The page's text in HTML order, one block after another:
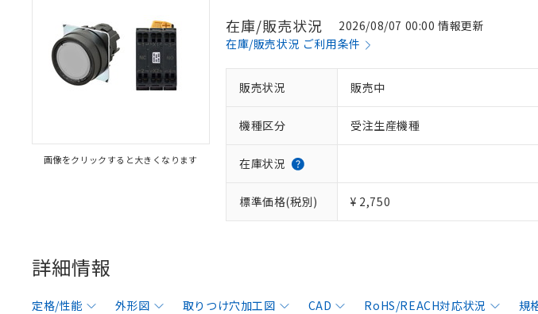
画像をクリックすると大きくなります
在庫/販売状況
2026/08/07 00:00 情報更新
在庫/販売状況 ご利用条件
販売状況 販売中
機種区分 受注生産機種
在庫状況
標準価格(税別) ¥ 2,750
詳細情報
定格/性能 外形図 取りつけ穴加工図 CAD RoHS/REACH対応状況 規